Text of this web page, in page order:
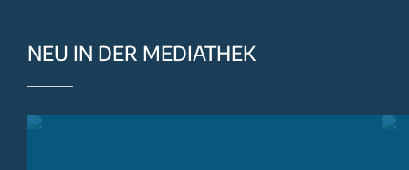
NEU IN DER MEDIATHEK